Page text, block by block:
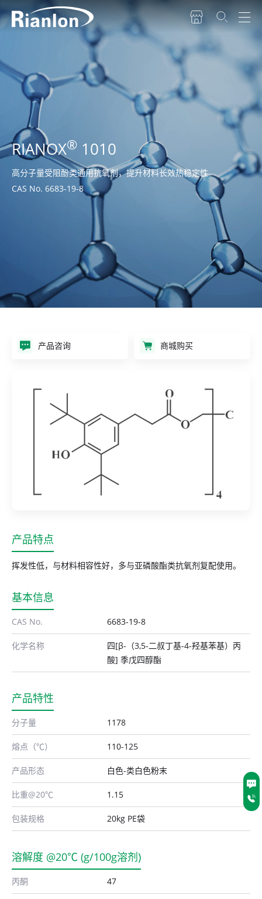
RIANOX® 1010
高分子量受阻酚类通用抗氧剂，提升材料长效热稳定性
CAS No. 6683-19-8
产品特点
挥发性低，与材料相容性好，多与亚磷酸酯类抗氧剂复配使用。
基本信息
CAS No. 6683-19-8
化学名称
四[β-（3,5-二叔丁基-4-羟基苯基）丙
酸] 季戊四醇酯
产品特性
分子量 1178
熔点（℃） 110-125
产品形态 白色-类白色粉末
比重@20℃ 1.15
包装规格 20kg PE袋
溶解度 @20℃ (g/100g溶剂)
丙酮 47
产品咨询 商城购买